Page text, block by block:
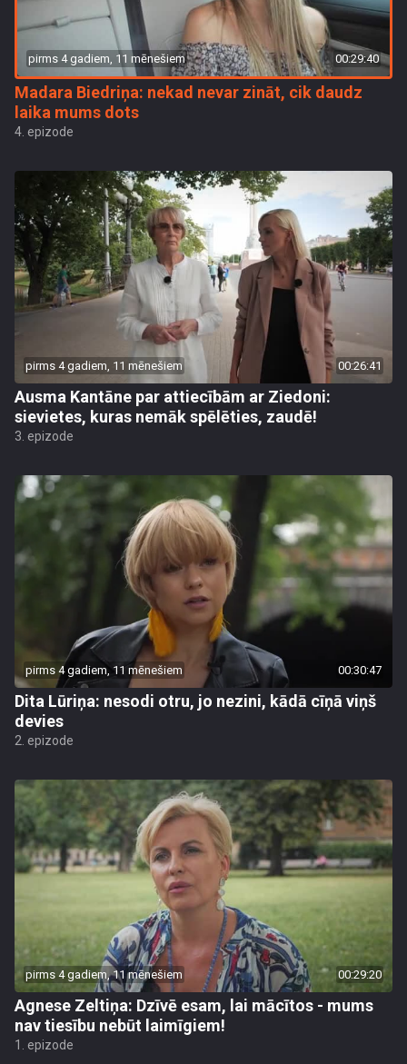
pirms 4 gadiem, 11 mēnešiem 00:29:40
Madara Biedriņa: nekad nevar zināt, cik daudz
laika mums dots
4. epizode
pirms 4 gadiem, 11 mēnešiem 00:26:41
Ausma Kantāne par attiecībām ar Ziedoni:
sievietes, kuras nemāk spēlēties, zaudē!
3. epizode
pirms 4 gadiem, 11 mēnešiem 00:30:47
Dita Lūriņa: nesodi otru, jo nezini, kādā cīņā viņš
devies
2. epizode
pirms 4 gadiem, 11 mēnešiem 00:29:20
Agnese Zeltiņa: Dzīvē esam, lai mācītos - mums
nav tiesību nebūt laimīgiem!
1. epizode